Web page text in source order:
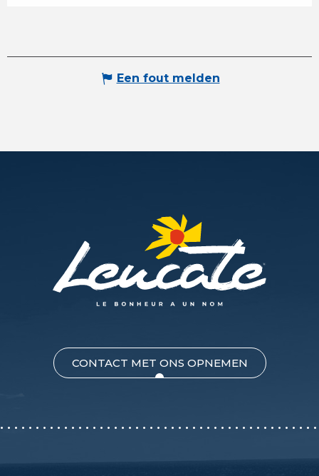
Een fout melden
CONTACT MET ONS OPNEMEN